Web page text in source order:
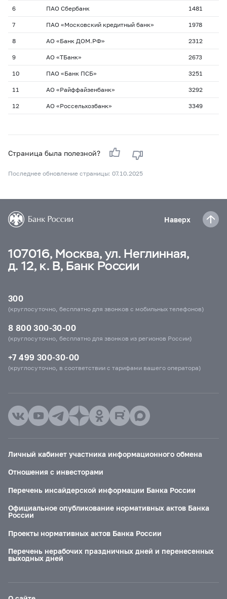
6 ПАО Сбербанк 1481
7 ПАО «Московский кредитный банк» 1978
8 АО «Банк ДОМ.РФ» 2312
9 АО «ТБанк» 2673
10 ПАО «Банк ПСБ» 3251
11 АО «Райффайзенбанк» 3292
12 АО «Россельхозбанк» 3349
Страница была полезной?
Последнее обновление страницы: 07.10.2025
Наверх
107016, Москва, ул. Неглинная,
д. 12, к. В, Банк России
300
(круглосуточно, бесплатно для звонков с мобильных телефонов)
8 800 300-30-00
(круглосуточно, бесплатно для звонков из регионов России)
+7 499 300-30-00
(круглосуточно, в соответствии с тарифами вашего оператора)
Личный кабинет участника информационного обмена
Отношения с инвесторами
Перечень инсайдерской информации Банка России
Официальное опубликование нормативных актов Банка
России
Проекты нормативных актов Банка России
Перечень нерабочих праздничных дней и перенесенных
выходных дней